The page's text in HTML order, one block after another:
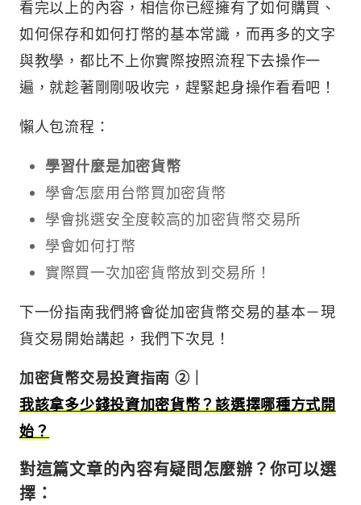
看完以上的內容，相信你已經擁有了如何購買、
如何保存和如何打幣的基本常識，而再多的文字
與教學，都比不上你實際按照流程下去操作一
遍，就趁著剛剛吸收完，趕緊起身操作看看吧！
懶人包流程：
學習什麼是加密貨幣
學會怎麼用台幣買加密貨幣
學會挑選安全度較高的加密貨幣交易所
學會如何打幣
實際買一次加密貨幣放到交易所！
下一份指南我們將會從加密貨幣交易的基本－現
貨交易開始講起，我們下次見！
加密貨幣交易投資指南 ②｜
我該拿多少錢投資加密貨幣？該選擇哪種方式開
始？​
對這篇文章的內容有疑問怎麼辦？你可以選
擇：